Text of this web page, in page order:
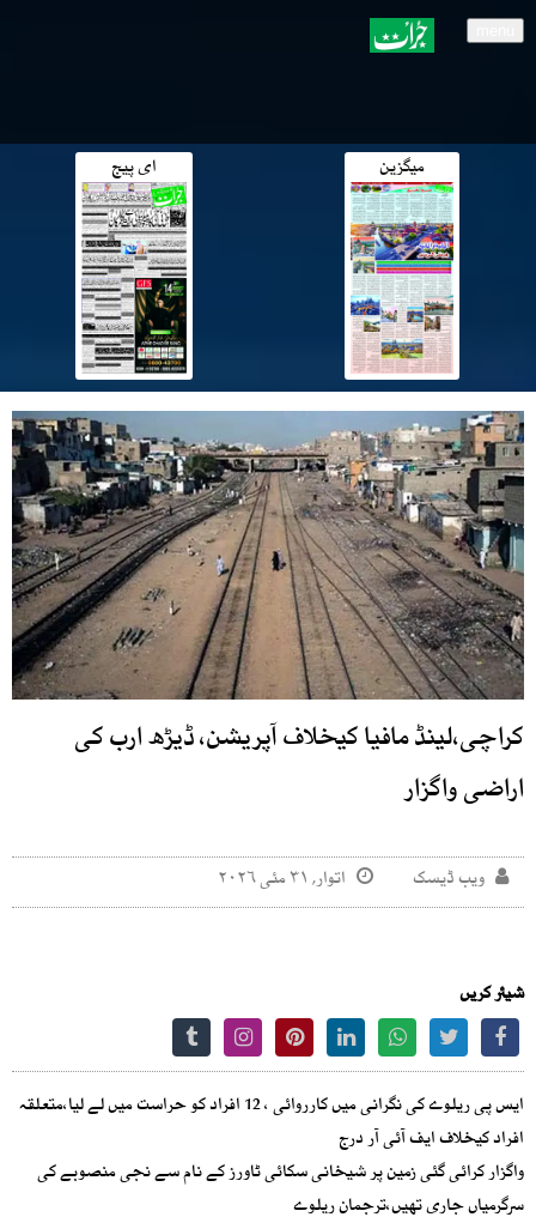
میگزین ای پیج
کراچی،لینڈ مافیا کیخلاف آپریشن، ڈیڑھ ارب کی
اراضی واگزار
ویب ڈیسک اتوار, ۳۱ مئی ۲۰۲۶
شیئر کریں
ایس پی ریلوے کی نگرانی میں کارروائی ، 12 افراد کو حراست میں لے لیا،متعلقہ
افراد کیخلاف ایف آئی آر درج
واگزار کرائی گئی زمین پر شیخانی سکائی ٹاورز کے نام سے نجی منصوبے کی
سرگرمیاں جاری تھیں،ترجمان ریلوے